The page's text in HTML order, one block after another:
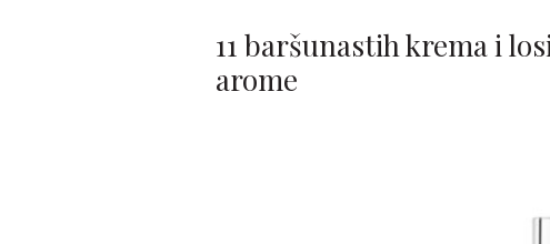
11 baršunastih krema i
arome